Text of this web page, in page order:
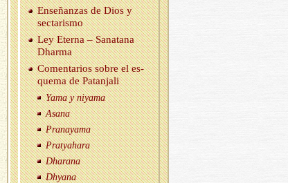
En­se­ñan­zas de Dios y
sec­ta­ris­mo
Ley Eter­na – Sa­na­ta­na
Dhar­ma
Co­men­ta­rios sobre el es­
que­ma de Pa­tan­ja­li
Yama y ni­ya­ma
Asana
Pra­na­ya­ma
Prat­yaha­ra
Dha­ra­na
Dh­ya­na